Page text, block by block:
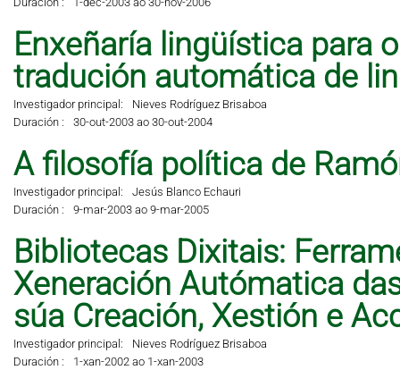
Enxeñaría lingüística para
tradución automática de
Investigador principal:
Nieves Rodríguez Brisaboa
Duración :
30-out-2003 ao 30-out-2004
A filosofía política de
Investigador principal:
Jesús Blanco Echauri
Duración :
9-mar-2003 ao 9-mar-2005
Bibliotecas Dixitais:
Xeneración Autómatica
súa Creación, Xestión e
Investigador principal:
Nieves Rodríguez Brisaboa
Duración :
1-xan-2002 ao 1-xan-2003